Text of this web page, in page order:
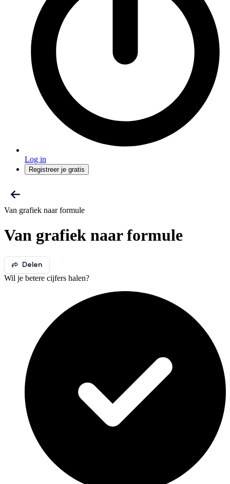
Log in
Registreer je gratis
Van grafiek naar formule
Van grafiek naar formule
Delen
Wil je betere cijfers halen?